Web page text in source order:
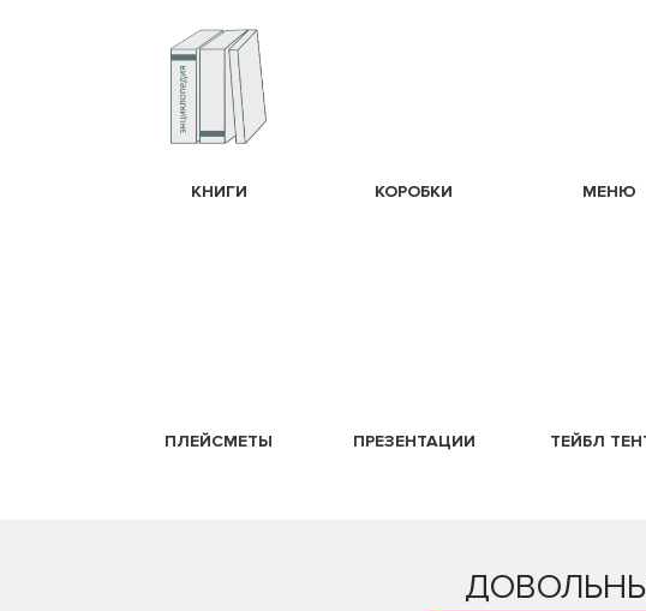
КНИГИ КОРОБКИ МЕНЮ
ПЛЕЙСМЕТЫ ПРЕЗЕНТАЦИИ ТЕЙБЛ